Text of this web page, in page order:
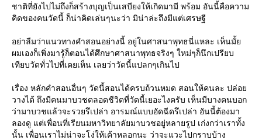
ชาติที่ยังไปไม่ถึงก็สร้างบุญเป็นเสบียงให้เกิดมามี พร้อม อันนี้คือความ
คิดของคนวัดนี้ ก็น่าคิดเล่นๆนะว่า มิน่าล่ะถึงมีแต่เศรษฐี
อย่าลืมว่าแนวทางคำสอนอย่างนี้ อยู่ในศาสนาพุทธนี่แหละ เห็นมั้
ผมเองก็เพิ่งมารู้ก็ตอนได้ศึกษาศาสนาพุทธจริงๆ ใหม่ๆก็นึกเปรียบ
เทียบวัดทั่วไปที่เคยเห็น เลยว่าวัดนี้แปลกๆเกินไป
เรื่อง หลักคำสอนอื่นๆ วัดนี้สอนได้ครบถ้วนหมด สอนให้คนละ ปล่อ
วางได้ ถึงมีคนมาบวชตลอดชีวิตที่วัดนี้เยอะไงครับ เห็นมีบางคนบอก
ว่ามาบวชแล้วจะรวยรึเปล่า อารมณ์แบบอัดฉีดรึเปล่า อันนี้ต้องมา
ลองดู แต่เพื่อนที่เรียนมหาวิทยาลัยมาบวชอยู่หลายรูป เก่งกว่าเราทั้ง
นั้น เพื่อนเราไม่น่าจะโง่ให้เค้าหลอกนะ ว่าจะแวะไปกราบบ้าง